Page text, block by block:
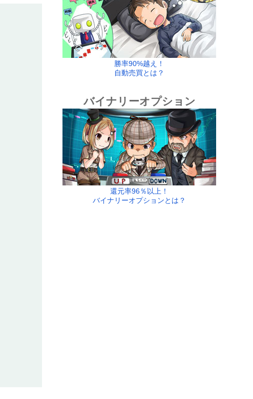
勝率90%越え！
自動売買とは？
バイナリーオプション
還元率96％以上！
バイナリーオプションとは？